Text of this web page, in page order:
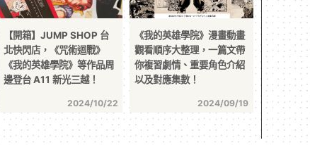
【開箱】JUMP SHOP 台
北快閃店，《咒術迴戰》
《我的英雄學院》等作品周
邊登台 A11 新光三越！
2024/10/22
《我的英雄學院》漫畫動畫
觀看順序大整理，一篇文帶
你複習劇情、重要角色介紹
以及對應集數！
2024/09/19